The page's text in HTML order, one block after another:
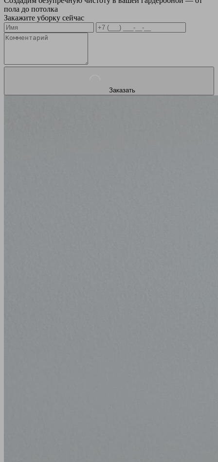
пола до потолка
Закажите уборку сейчас
Заказать